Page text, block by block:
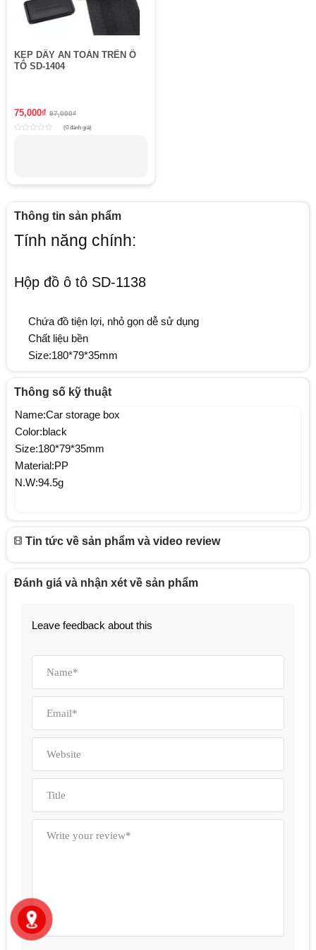
KẸP DÂY AN TOÀN TRÊN Ô
TÔ SD-1404
75,000₫ 97,000₫
(0 đánh giá)
Thông tin sản phẩm
Tính năng chính:
Hộp đồ ô tô SD-1138
Chứa đồ tiện lợi, nhỏ gọn dễ sử dụng
Chất liệu bền
Size:180*79*35mm
Thông số kỹ thuật
Name:Car storage box
Color:black
Size:180*79*35mm
Material:PP
N.W:94.5g
Tin tức về sản phẩm và video review
Đánh giá và nhận xét về sản phẩm
Leave feedback about this